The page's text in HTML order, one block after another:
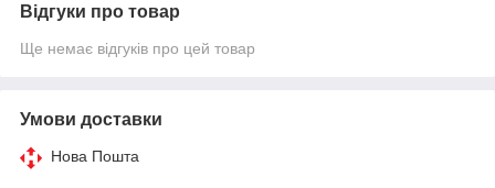
Відгуки про товар
Ще немає відгуків про цей товар
Умови доставки
Нова Пошта